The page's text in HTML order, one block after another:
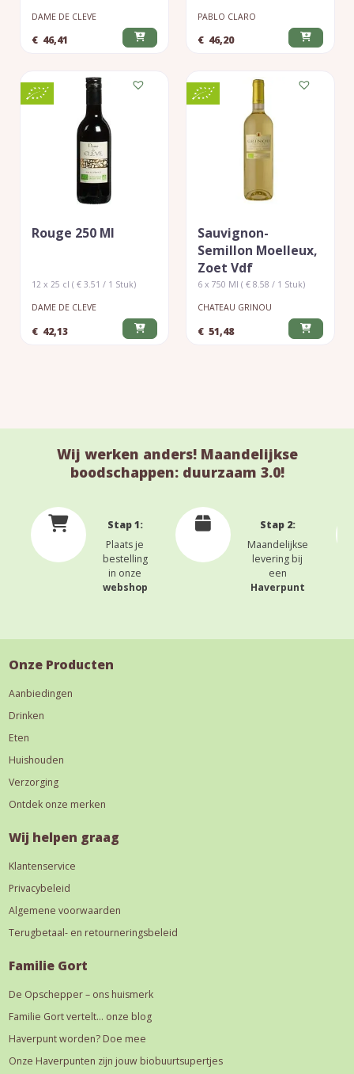
DAME DE CLEVE
€ 46,41
PABLO CLARO
€ 46,20
Rouge 250 Ml
12 x 25 cl ( € 3.51 / 1 Stuk)
DAME DE CLEVE
€ 42,13
Sauvignon-
Semillon Moelleux,
Zoet Vdf
6 x 750 Ml ( € 8.58 / 1 Stuk)
CHATEAU GRINOU
€ 51,48
Wij werken anders! Maandelijkse
boodschappen: duurzaam 3.0!
Stap 1:
Plaats je
bestelling
in onze
webshop
Stap 2:
Maandelijkse
levering bij
een
Haverpunt
Onze Producten
Aanbiedingen
Drinken
Eten
Huishouden
Verzorging
Ontdek onze merken
Wij helpen graag
Klantenservice
Privacybeleid
Algemene voorwaarden
Terugbetaal- en retourneringsbeleid
Familie Gort
De Opschepper – ons huismerk
Familie Gort vertelt… onze blog
Haverpunt worden? Doe mee
Onze Haverpunten zijn jouw biobuurtsupertjes